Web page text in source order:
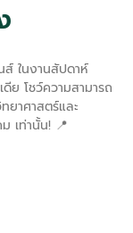
ในงานสัปดาห์
ดีย โชว์ความสามารถ
ยาศาสตร์และ
เท่านั้น! 📍